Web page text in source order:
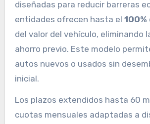
diseñadas para reducir barreras
entidades ofrecen hasta el
del valor del vehículo, eliminando
ahorro previo. Este modelo
autos nuevos o usados sin
inicial.
Los plazos extendidos hasta 60
cuotas mensuales adaptadas a